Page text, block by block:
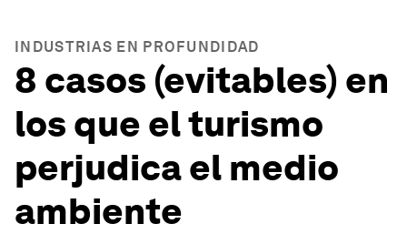
INDUSTRIAS EN PROFUNDIDAD
8 casos (evitables) en
los que el turismo
perjudica el medio
ambiente